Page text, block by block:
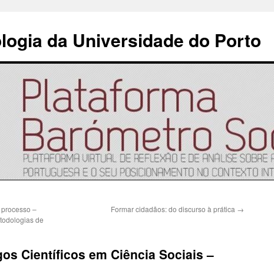
da Universidade do Porto
–
de
Formar cidadãos: do discurso à prática →
Científicos em Ciência Sociais –